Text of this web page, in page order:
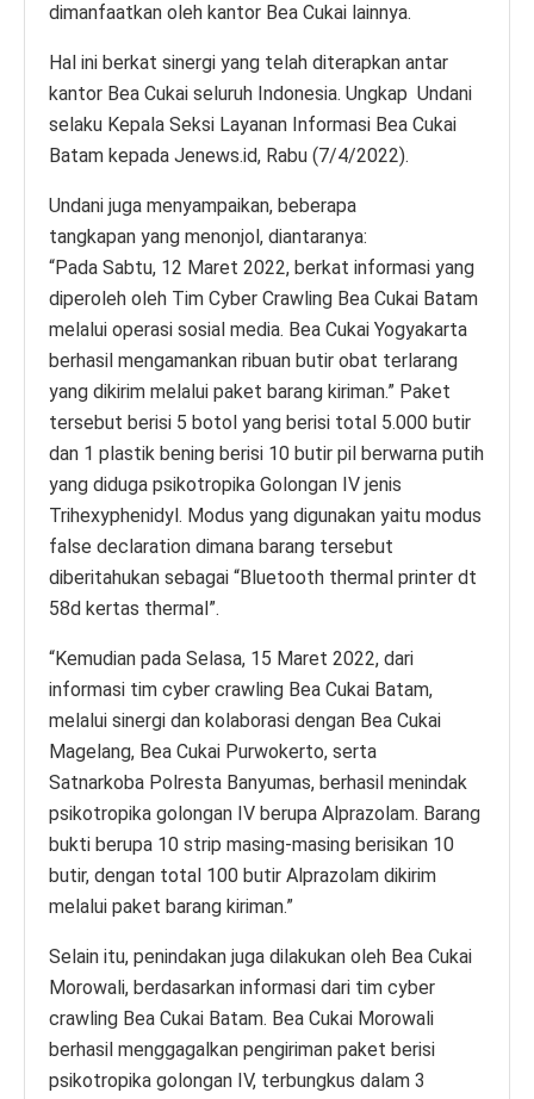
dimanfaatkan oleh kantor Bea Cukai lainnya.
Hal ini berkat sinergi yang telah diterapkan antar
kantor Bea Cukai seluruh Indonesia. Ungkap Undani
selaku Kepala Seksi Layanan Informasi Bea Cukai
Batam kepada Jenews.id, Rabu (7/4/2022).
Undani juga menyampaikan, beberapa
tangkapan yang menonjol, diantaranya:
“Pada Sabtu, 12 Maret 2022, berkat informasi yang
diperoleh oleh Tim Cyber Crawling Bea Cukai Batam
melalui operasi sosial media. Bea Cukai Yogyakarta
berhasil mengamankan ribuan butir obat terlarang
yang dikirim melalui paket barang kiriman.” Paket
tersebut berisi 5 botol yang berisi total 5.000 butir
dan 1 plastik bening berisi 10 butir pil berwarna putih
yang diduga psikotropika Golongan IV jenis
Trihexyphenidyl. Modus yang digunakan yaitu modus
false declaration dimana barang tersebut
diberitahukan sebagai “Bluetooth thermal printer dt
58d kertas thermal”.
“Kemudian pada Selasa, 15 Maret 2022, dari
informasi tim cyber crawling Bea Cukai Batam,
melalui sinergi dan kolaborasi dengan Bea Cukai
Magelang, Bea Cukai Purwokerto, serta
Satnarkoba Polresta Banyumas, berhasil menindak
psikotropika golongan IV berupa Alprazolam. Barang
bukti berupa 10 strip masing-masing berisikan 10
butir, dengan total 100 butir Alprazolam dikirim
melalui paket barang kiriman.”
Selain itu, penindakan juga dilakukan oleh Bea Cukai
Morowali, berdasarkan informasi dari tim cyber
crawling Bea Cukai Batam. Bea Cukai Morowali
berhasil menggagalkan pengiriman paket berisi
psikotropika golongan IV, terbungkus dalam 3